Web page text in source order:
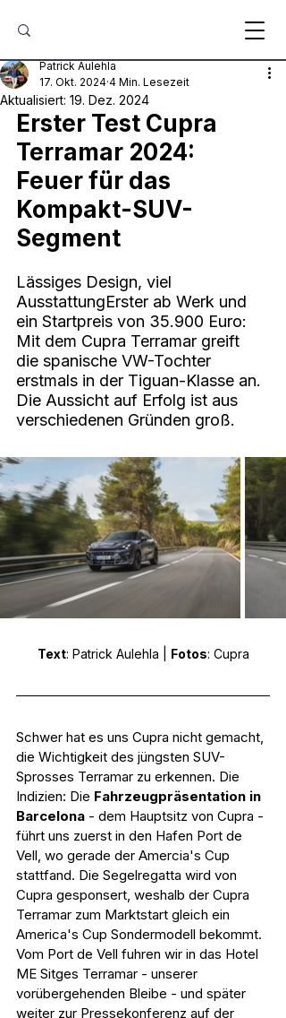
Patrick Aulehla
17. Okt. 2024 4 Min. Lesezeit
Aktualisiert: 19. Dez. 2024
Erster Test Cupra
Terramar 2024:
Feuer für das
Kompakt-SUV-
Segment
Lässiges Design, viel
AusstattungErster ab Werk und
ein Startpreis von 35.900 Euro:
Mit dem Cupra Terramar greift
die spanische VW-Tochter
erstmals in der Tiguan-Klasse an.
Die Aussicht auf Erfolg ist aus
verschiedenen Gründen groß.
Text: Patrick Aulehla | Fotos: Cupra
Schwer hat es uns Cupra nicht gemacht,
die Wichtigkeit des jüngsten SUV-
Sprosses Terramar zu erkennen. Die
Indizien: Die Fahrzeugpräsentation in
Barcelona - dem Hauptsitz von Cupra -
führt uns zuerst in den Hafen Port de
Vell, wo gerade der Amercia's Cup
stattfand. Die Segelregatta wird von
Cupra gesponsert, weshalb der Cupra
Terramar zum Marktstart gleich ein
America's Cup Sondermodell bekommt.
Vom Port de Vell fuhren wir in das Hotel
ME Sitges Terramar - unserer
vorübergehenden Bleibe - und später
weiter zur Pressekonferenz auf der